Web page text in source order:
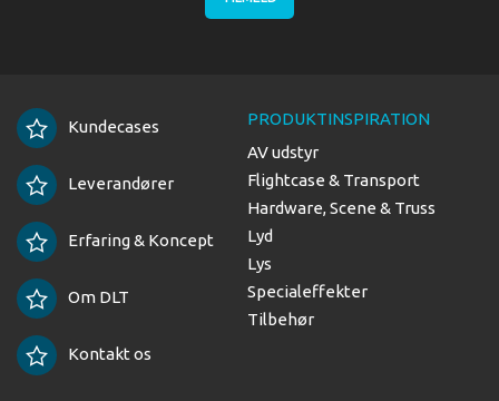
Kundecases
Leverandører
Erfaring & Koncept
Om DLT
Kontakt os
PRODUKTINSPIRATION
AV udstyr
Flightcase & Transport
Hardware, Scene & Truss
Lyd
Lys
Specialeffekter
Tilbehør